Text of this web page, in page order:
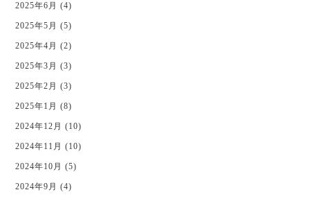
2025年6月 (4)
2025年5月 (5)
2025年4月 (2)
2025年3月 (3)
2025年2月 (3)
2025年1月 (8)
2024年12月 (10)
2024年11月 (10)
2024年10月 (5)
2024年9月 (4)